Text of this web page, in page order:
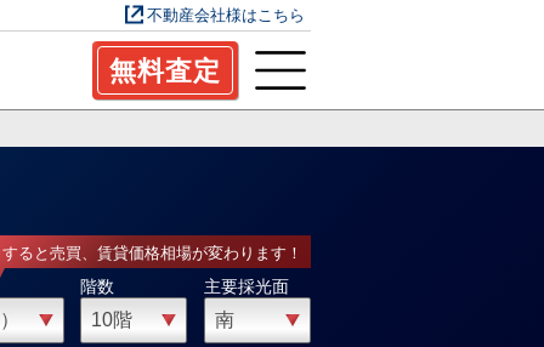
不動産会社様はこちら
無料査定
ると売買、賃貸価格相場が変わります！
階数 主要採光面